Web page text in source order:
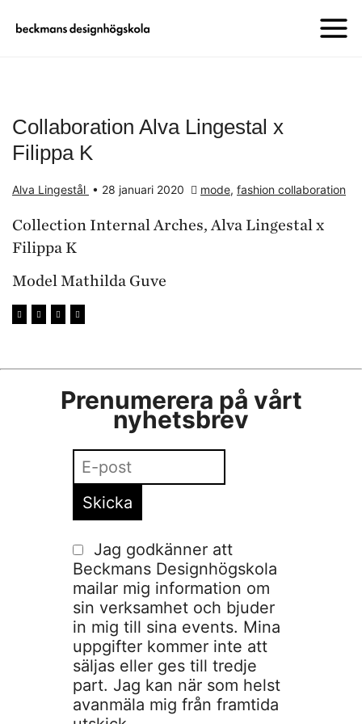
Collaboration Alva Lingestal x
Filippa K
Alva Lingestål • 28 januari 2020 mode, fashion collaboration
Collection Internal Arches, Alva Lingestal x
Filippa K
Model Mathilda Guve
Prenumerera på vårt
nyhetsbrev
Jag godkänner att
Beckmans Designhögskola
mailar mig information om
sin verksamhet och bjuder
in mig till sina events. Mina
uppgifter kommer inte att
säljas eller ges till tredje
part. Jag kan när som helst
avanmäla mig från framtida